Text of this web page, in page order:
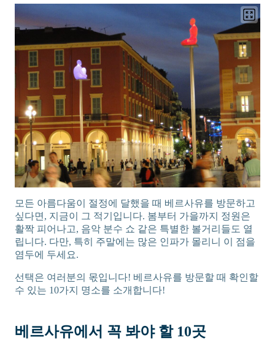
모든 아름다움이 절정에 달했을 때 베르사유를 방문하고
싶다면, 지금이 그 적기입니다. 봄부터 가을까지 정원은
활짝 피어나고, 음악 분수 쇼 같은 특별한 볼거리들도 열
립니다. 다만, 특히 주말에는 많은 인파가 몰리니 이 점을
염두에 두세요.
선택은 여러분의 몫입니다! 베르사유를 방문할 때 확인할
수 있는 10가지 명소를 소개합니다!
베르사유에서 꼭 봐야 할 10곳